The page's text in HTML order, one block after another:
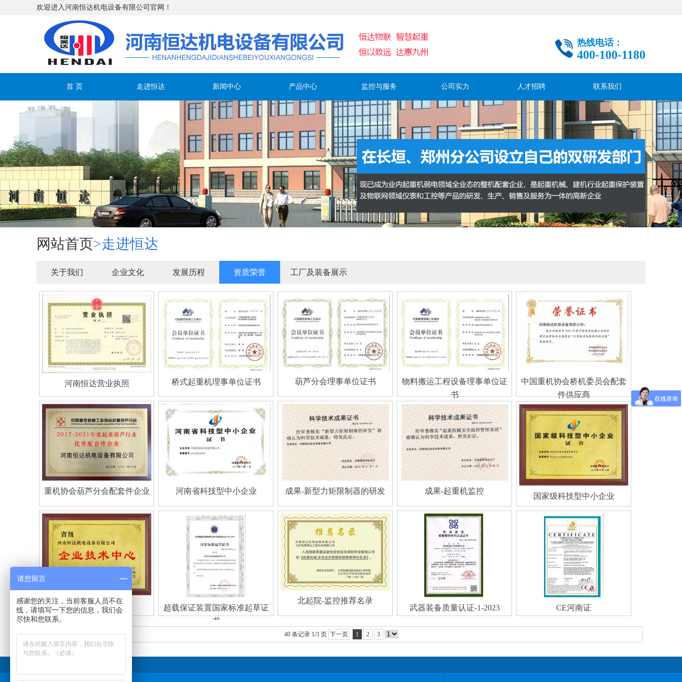
欢迎进入河南恒达机电设备有限公司官网！
热线电话：
400-100-1180
首 页 走进恒达 新闻中心 产品中心 监控与服务 公司实力 人才招聘 联系我们
网站首页>走进恒达
关于我们 企业文化 发展历程 资质荣誉 工厂及装备展示
河南恒达营业执照 桥式起重机理事单位证书 葫芦分会理事单位证书
物料搬运工程设备理事单位证
书
中国重机协会桥机委员会配套
件供应商
重机协会葫芦分会配套件企业 河南省科技型中小企业 成果-新型力矩限制器的研发 成果-起重机监控
国家级科技型中小企业
省级企业技术中心
超载保证装置国家标准起草证
书
北起院-监控推荐名录
武器装备质量认证-1-2023
CE河南证
40 条记录 1/3 页 下一页 1 2 3
请您留言
感谢您的关注，当前客服人员不在
线，请填写一下您的信息，我们会
尽快和您联系。